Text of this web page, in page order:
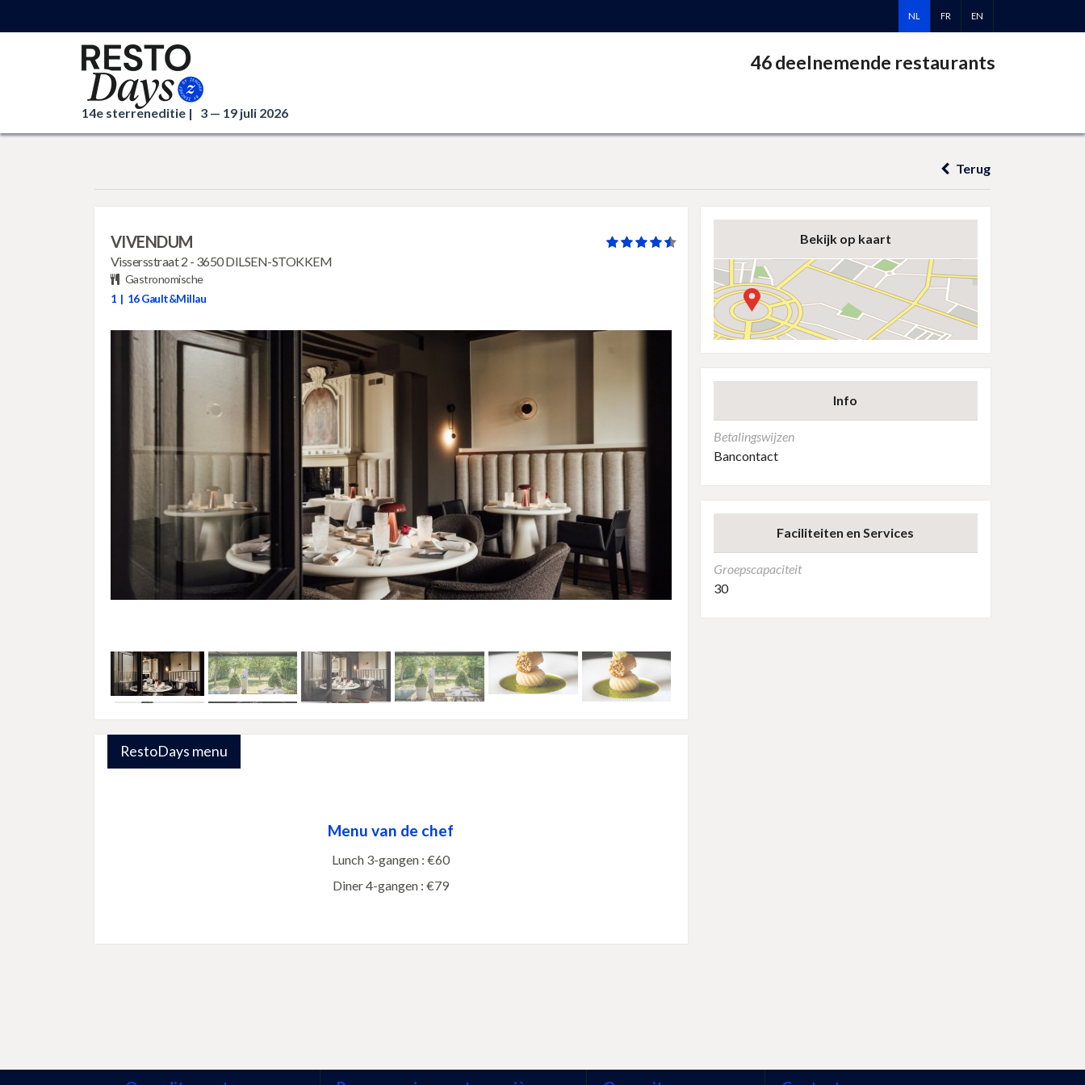
NL FR EN
14e sterreneditie | 3 — 19 juli 2026
46 deelnemende restaurants
Terug
VIVENDUM
Vissersstraat 2 - 3650 DILSEN-STOKKEM
Gastronomische
1 | 16Gault&Millau
RestoDays menu
Menu van de chef
Lunch 3-gangen : €60
Diner 4-gangen : €79
Bekijk op kaart
Info
Betalingswijzen
Bancontact
Faciliteiten en Services
Groepscapaciteit
30